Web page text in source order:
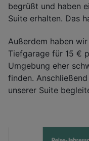
begrüßt und haben
Suite erhalten. Das
Außerdem haben
Tiefgarage für 15 €
Umgebung eher
finden.
unserer Suite